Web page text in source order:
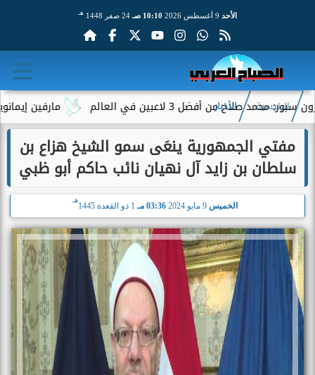
الأحد 10:10 صـ 24 صفر 1448 هـ
مارفين إيمانويل.. من أفضل 3 لاعبين في العالم
الرئيسية الأخبار
مفتي الجمهورية ينعَى سمو الشيخ هزاع بن
سلطان بن زايد آل نهيان نائب حاكم أبو ظبي
الخميس 9 مايو 2024 03:36 مـ 1 ذو القعدة 1445
هـ